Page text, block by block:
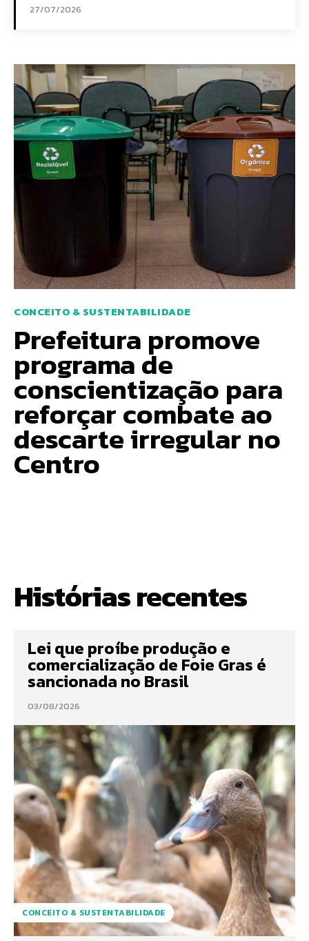
27/07/2026
CONCEITO & SUSTENTABILIDADE
Prefeitura promove
programa de
conscientização para
reforçar combate ao
descarte irregular no
Centro
Histórias recentes
Lei que proíbe produção e
comercialização de Foie Gras é
sancionada no Brasil
03/08/2026
CONCEITO & SUSTENTABILIDADE